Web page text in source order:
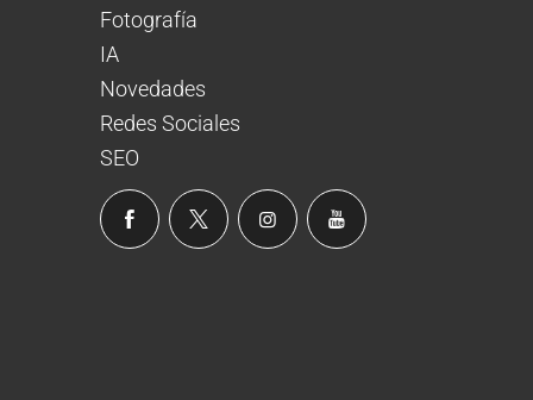
Fotografía
IA
Novedades
Redes Sociales
SEO